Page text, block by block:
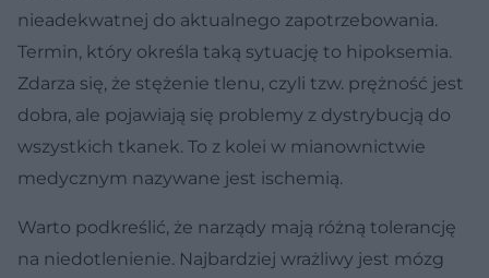
nieadekwatnej do aktualnego zapotrzebowania.
Termin, który określa taką sytuację to hipoksemia.
Zdarza się, że stężenie tlenu, czyli tzw. prężność jest
dobra, ale pojawiają się problemy z dystrybucją do
wszystkich tkanek. To z kolei w mianownictwie
medycznym nazywane jest ischemią.
Warto podkreślić, że narządy mają różną tolerancję
na niedotlenienie. Najbardziej wrażliwy jest mózg